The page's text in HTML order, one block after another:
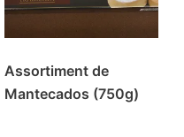
Assortiment de
Mantecados (750g)